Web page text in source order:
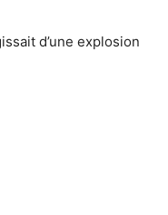
d’une explosion